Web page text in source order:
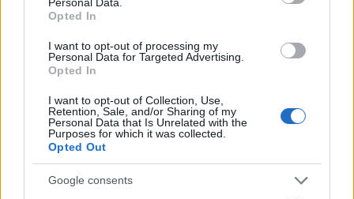
Opted In
I want to opt-out of processing my
Personal Data for Targeted Advertising.
Opted In
I want to opt-out of Collection, Use,
Retention, Sale, and/or Sharing of my
Personal Data that Is Unrelated with the
Purposes for which it was collected.
Opted Out
Google consents
bližini glavne rimske železniške postaje, se bodo po
pričakovanjih zbrali številni visoki gostje kot tudi verniki
iz vsega sveta.
Vir: STA